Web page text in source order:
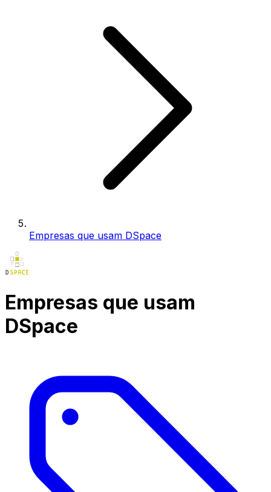
Empresas que usam DSpace
Empresas que usam
DSpace